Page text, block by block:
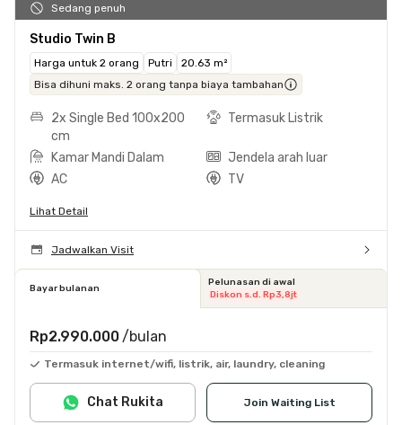
Sedang penuh
Studio Twin B
Harga untuk 2 orang Putri
20.63 m²
Bisa dihuni maks. 2 orang tanpa biaya tambahan
2x Single Bed 100x200
cm
Termasuk Listrik
Kamar Mandi Dalam
Jendela arah luar
AC
TV
Lihat Detail
Jadwalkan Visit
Bayar bulanan
Pelunasan di awal
Diskon s.d. Rp3,8jt
Rp2.990.000 /bulan
Termasuk internet/wifi, listrik, air, laundry, cleaning
Join Waiting List
Chat Rukita